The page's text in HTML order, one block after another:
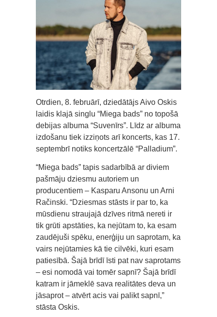
Otrdien, 8. februārī, dziedātājs Aivo Oskis
laidis klajā singlu “Miega bads” no topošā
debijas albuma “Suvenīrs”. Līdz ar albuma
izdošanu tiek izziņots arī koncerts, kas 17.
septembrī notiks koncertzālē “Palladium”.
“Miega bads” tapis sadarbībā ar diviem
pašmāju dziesmu autoriem un
producentiem – Kasparu Ansonu un Arni
Račinski. “Dziesmas stāsts ir par to, ka
mūsdienu straujajā dzīves ritmā nereti ir
tik grūti apstāties, ka nejūtam to, ka esam
zaudējuši spēku, enerģiju un saprotam, ka
vairs nejūtamies kā tie cilvēki, kuri esam
patiesībā. Šajā brīdī īsti pat nav saprotams
– esi nomodā vai tomēr sapnī? Šajā brīdī
katram ir jāmeklē sava realitātes deva un
jāsaprot – atvērt acis vai palikt sapnī,”
stāsta Oskis.